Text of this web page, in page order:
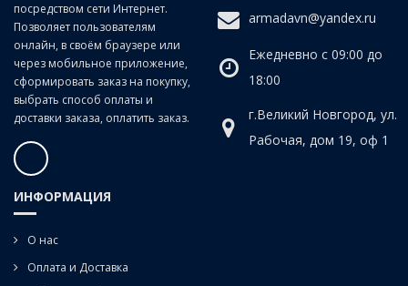
посредством сети Интернет.
Позволяет пользователям
онлайн, в своём браузере или
через мобильное приложение,
сформировать заказ на покупку,
выбрать способ оплаты и
доставки заказа, оплатить заказ.
armadavn@yandex.ru
Ежедневно с 09:00 до
18:00
г.Великий Новгород, ул.
Рабочая, дом 19, оф 1
ИНФОРМАЦИЯ
О нас
Оплата и Доставка